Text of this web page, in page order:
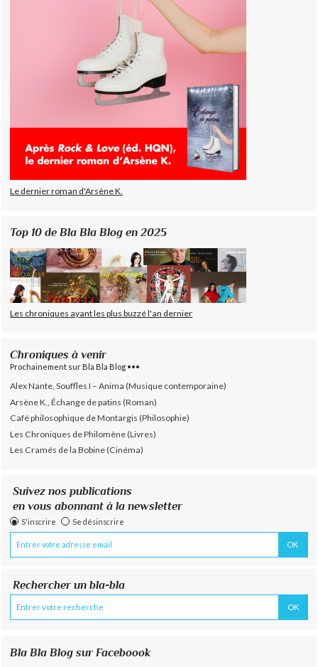
Le dernier roman d'Arsène K.
Top 10 de Bla Bla Blog en 2025
Les chroniques ayant les plus buzzé l'an dernier
Chroniques à venir
Prochainement sur Bla Bla Blog •••
Alex Nante, Souffles I – Anima (Musique contemporaine)
Arsène K., Échange de patins (Roman)
Café philosophique de Montargis (Philosophie)
Les Chroniques de Philomène (Livres)
Les Cramés de la Bobine (Cinéma)
Suivez nos publications
en vous abonnant à la newsletter
S'inscrire Se désinscrire
Rechercher un bla-bla
Bla Bla Blog sur Faceboook